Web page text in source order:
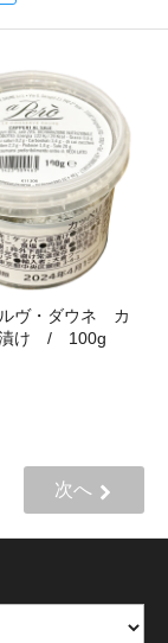
ヴ・ダウネ カ
漬け / 100g
次へ